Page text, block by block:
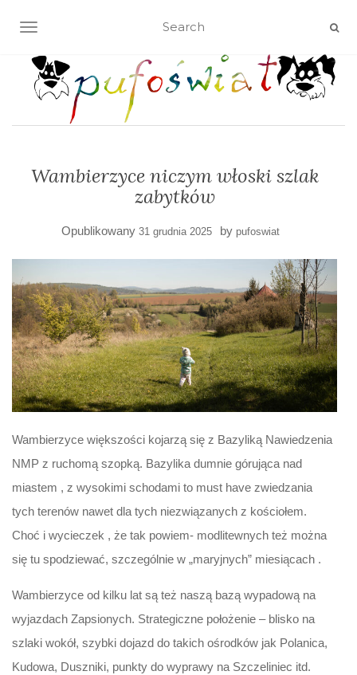
TOGGLE NAVIGATION
Wambierzyce niczym włoski szlak
zabytków
Opublikowany 31 grudnia 2025 by pufoswiat
Wambierzyce większości kojarzą się z Bazyliką Nawiedzenia
NMP z ruchomą szopką. Bazylika dumnie górująca nad
miastem , z wysokimi schodami to must have zwiedzania
tych terenów nawet dla tych niezwiązanych z kościołem.
Choć i wycieczek , że tak powiem- modlitewnych też można
się tu spodziewać, szczególnie w „maryjnych” miesiącach .
Wambierzyce od kilku lat są też naszą bazą wypadową na
wyjazdach Zapsionych. Strategiczne położenie – blisko na
szlaki wokół, szybki dojazd do takich ośrodków jak Polanica,
Kudowa, Duszniki, punkty do wyprawy na Szczeliniec itd.